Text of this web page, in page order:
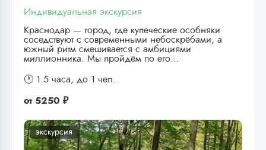
Индивидуальная экскурсия
Краснодар — город, где купеческие особняки
соседствуют с современными небоскрёбами, а
южный ритм смешивается с амбициями
миллионника. Мы пройдём по его…
🕐 1.5 часа, до 1 чел.
от 5250 ₽
экскурсия